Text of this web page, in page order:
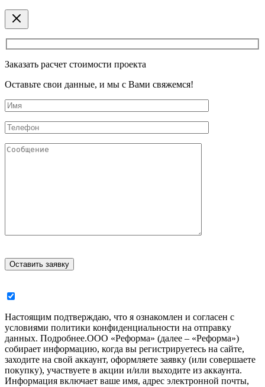
Заказать расчет стоимости проекта
Оставьте свои данные, и мы с Вами свяжемся!
Настоящим подтверждаю, что я ознакомлен и согласен с
условиями политики конфиденциальности на отправку
данных. Подробнее.ООО «Реформа» (далее – «Реформа»)
собирает информацию, когда вы регистрируетесь на сайте,
заходите на свой аккаунт, оформляете заявку (или совершаете
покупку), участвуете в акции и/или выходите из аккаунта.
Информация включает ваше имя, адрес электронной почты,